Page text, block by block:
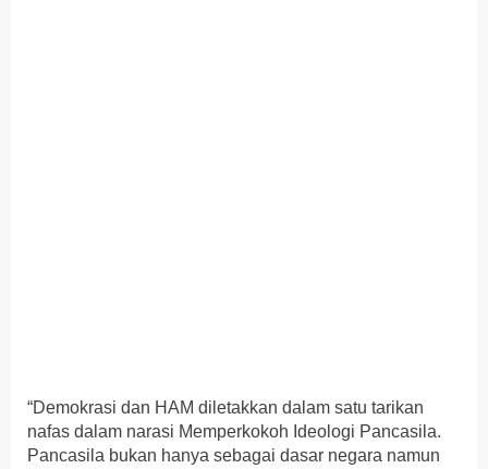
“Demokrasi dan HAM diletakkan dalam satu tarikan
nafas dalam narasi Memperkokoh Ideologi Pancasila.
Pancasila bukan hanya sebagai dasar negara namun